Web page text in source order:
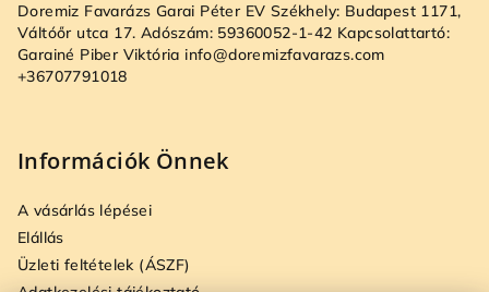
Doremiz Favarázs Garai Péter EV Székhely: Budapest 1171,
Váltóőr utca 17. Adószám: 59360052-1-42 Kapcsolattartó:
Garainé Piber Viktória info@doremizfavarazs.com
+36707791018
Információk Önnek
A vásárlás lépései
Elállás
Üzleti feltételek (ÁSZF)